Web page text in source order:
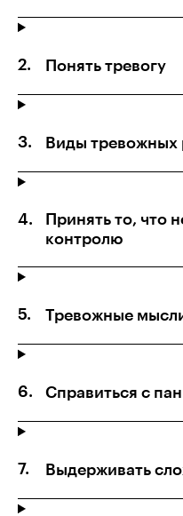
Понять тревогу
Виды тревожных
Принять то, что
контролю
Тревожные
Справиться с
Выдерживать